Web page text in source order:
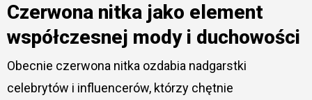
Czerwona nitka jako element
współczesnej mody i duchowości
Obecnie czerwona nitka ozdabia nadgarstki
celebrytów i influencerów, którzy chętnie